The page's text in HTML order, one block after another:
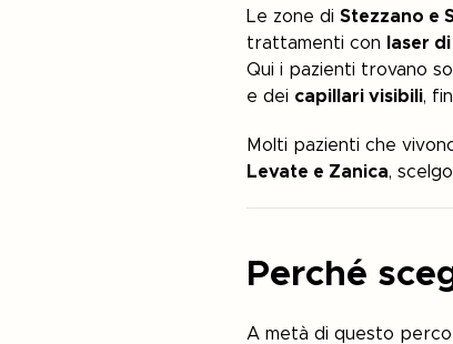
Le zone di Stezzano e
trattamenti con
laser
Qui i pazienti trovano
e dei capillari visibili,
Molti pazienti che
Levate e Zanica,
Perché
A metà di questo